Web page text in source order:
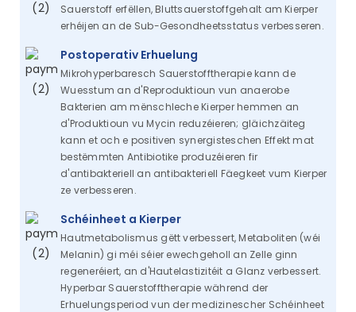
Sauerstoff erfëllen, Bluttsauerstoffgehalt am Kierper
erhéijen an de Sub-Gesondheetsstatus verbesseren.
Postoperativ Erhuelung
Mikrohyperbaresch Sauerstofftherapie kann de
Wuesstum an d'Reproduktioun vun anaerobe
Bakterien am mënschleche Kierper hemmen an
d'Produktioun vu Mycin reduzéieren; gläichzäiteg
kann et och e positiven synergisteschen Effekt mat
bestëmmten Antibiotike produzéieren fir
d'antibakteriell an antibakteriell Fäegkeet vum Kierper
ze verbesseren.
Schéinheet a Kierper
Hautmetabolismus gëtt verbessert, Metaboliten (wéi
Melanin) gi méi séier ewechgeholl an Zelle ginn
regeneréiert, an d'Hautelastizitéit a Glanz verbessert.
Hyperbar Sauerstofftherapie während der
Erhuelungsperiod vun der medizinescher Schéinheet